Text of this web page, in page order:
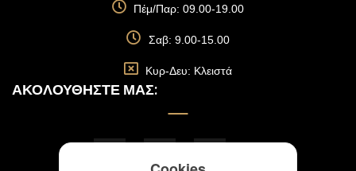
Πέμ/Παρ: 09.00-19.00
Σαβ: 9.00-15.00
Κυρ-Δευ: Κλειστά
ΑΚΟΛΟΥΘΉΣΤΕ ΜΑΣ: